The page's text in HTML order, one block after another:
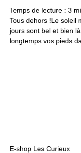
Temps de lecture : 3
Tous dehors !Le soleil
jours sont bel et bien
longtemps vos pieds
E-shop Les Curieux